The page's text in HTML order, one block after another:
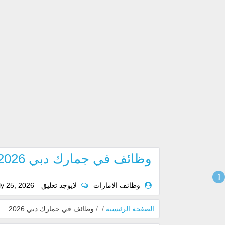
وظائف في جمارك دبي 2026
وظائف الامارات لايوجد تعليق 25, 2026
الصفحة الرئيسية /
/ وظائف في جمارك دبي 2026